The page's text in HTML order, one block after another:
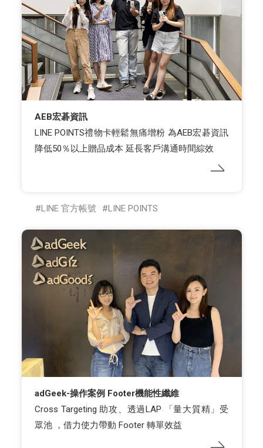
AEB宏碁資訊
LINE POINTS禮物卡輕鬆無痛增粉 為AEB宏碁資訊
降低50％以上贈品成本 延長客戶溝通時間綜效
LINE 官方帳號 LINE POINTS
adGeek-操作案例 Footer機能性纖維
Cross Targeting 助攻、透過LAP 「量大質精」受
眾池 ，借力使力帶動 Footer 轉單效益